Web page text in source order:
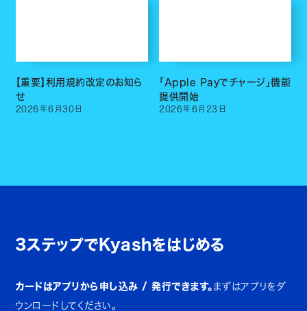
【重要】利用規約改定のお知ら
せ
2026年6 月 30 日
「Apple Payでチャージ」機能
提供開始
2026年6 月 23 日
3ステップでKyashをはじめる
カードはアプリから申し込み / 発行できます。 まずはアプリをダ
ウンロードしてください。